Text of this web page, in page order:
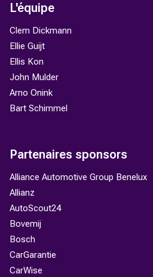
L'équipe
Clem Dickmann
Ellie Guijt
Ellis Kon
John Mulder
Arno Onink
Bart Schimmel
Partenaires sponsors
Alliance Automotive Group Benelux
Allianz
AutoScout24
Bovemij
Bosch
CarGarantie
CarWise